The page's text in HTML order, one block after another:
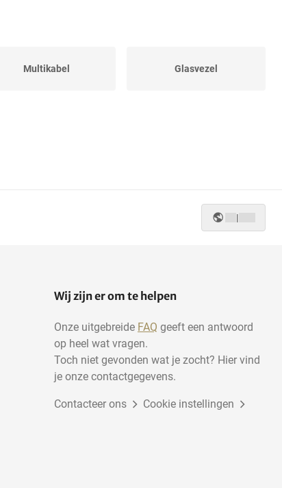
Multikabel Glasvezel
|
Wij zijn er om te helpen
Onze uitgebreide FAQ geeft een antwoord
op heel wat vragen.
Toch niet gevonden wat je zocht? Hier vind
je onze contactgegevens.
Contacteer ons Cookie instellingen